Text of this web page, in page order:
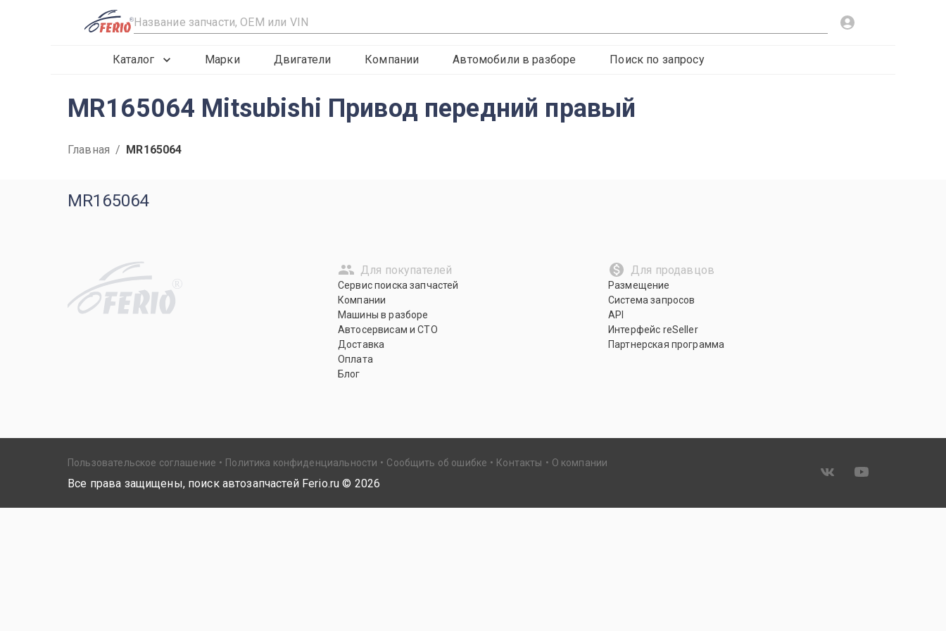
R
Каталог Марки Двигатели Компании Автомобили в разборе Поиск по запросу
MR165064 Mitsubishi Привод передний правый
Главная / MR165064
MR165064
R
Для покупателей
Сервис поиска запчастей
Компании
Машины в разборе
Автосервисам и СТО
Доставка
Оплата
Блог
Для продавцов
Размещение
Система запросов
API
Интерфейс reSeller
Партнерская программа
Пользовательское соглашение Политика конфиденциальности Сообщить об ошибке Контакты О компании
Все права защищены, поиск автозапчастей Ferio.ru © 2026